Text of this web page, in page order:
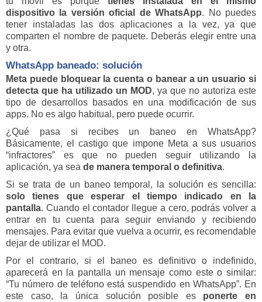
dispositivo la versión oficial de WhatsApp. No puedes
tener instaladas las dos aplicaciones a la vez, ya que
comparten el nombre de paquete. Deberás elegir entre una
y otra.
WhatsApp baneado: solución
Meta puede bloquear la cuenta o banear a un usuario si
detecta que ha utilizado un MOD, ya que no autoriza este
tipo de desarrollos basados en una modificación de sus
apps. No es algo habitual, pero puede ocurrir.
¿Qué pasa si recibes un baneo en WhatsApp?
Básicamente, el castigo que impone Meta a sus usuarios
“infractores” es que no pueden seguir utilizando la
aplicación, ya sea de manera temporal o definitiva.
Si se trata de un baneo temporal, la solución es sencilla:
solo tienes que esperar el tiempo indicado en la
pantalla. Cuando el contador llegue a cero, podrás volver a
entrar en tu cuenta para seguir enviando y recibiendo
mensajes. Para evitar que vuelva a ocurrir, es recomendable
dejar de utilizar el MOD.
Por el contrario, si el baneo es definitivo o indefinido,
aparecerá en la pantalla un mensaje como este o similar:
“Tu número de teléfono está suspendido en WhatsApp”. En
este caso, la única solución posible es ponerte en